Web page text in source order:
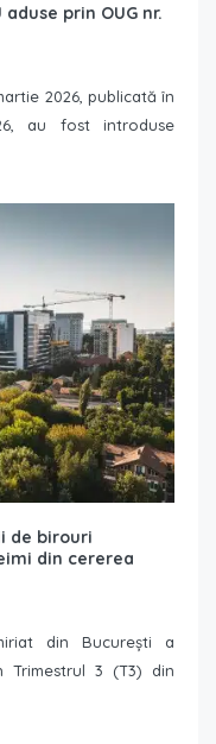
prin OUG nr.
2026, publicată în
au fost introduse
de birouri
din cererea
din București a
Trimestrul 3 (T3) din